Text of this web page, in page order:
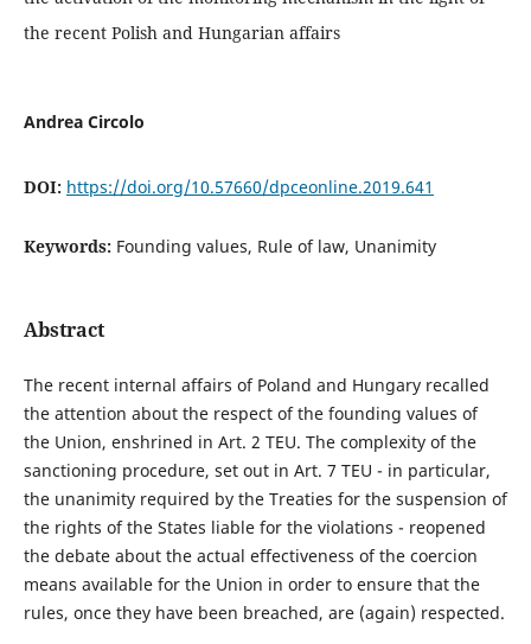
the recent Polish and Hungarian affairs
Andrea Circolo
DOI: https://doi.org/10.57660/dpceonline.2019.641
Keywords: Founding values, Rule of law, Unanimity
Abstract
The recent internal affairs of Poland and Hungary recalled
the attention about the respect of the founding values of
the Union, enshrined in Art. 2 TEU. The complexity of the
sanctioning procedure, set out in Art. 7 TEU - in particular,
the unanimity required by the Treaties for the suspension of
the rights of the States liable for the violations - reopened
the debate about the actual effectiveness of the coercion
means available for the Union in order to ensure that the
rules, once they have been breached, are (again) respected.